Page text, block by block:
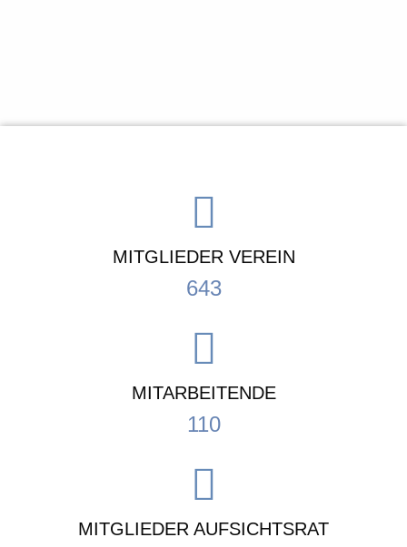
MITGLIEDER VEREIN
643
MITARBEITENDE
110
MITGLIEDER AUFSICHTSRAT